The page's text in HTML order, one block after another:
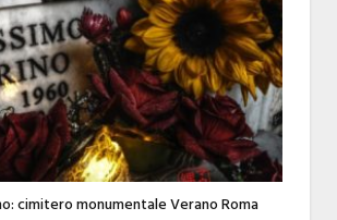
cimitero monumentale Verano Roma